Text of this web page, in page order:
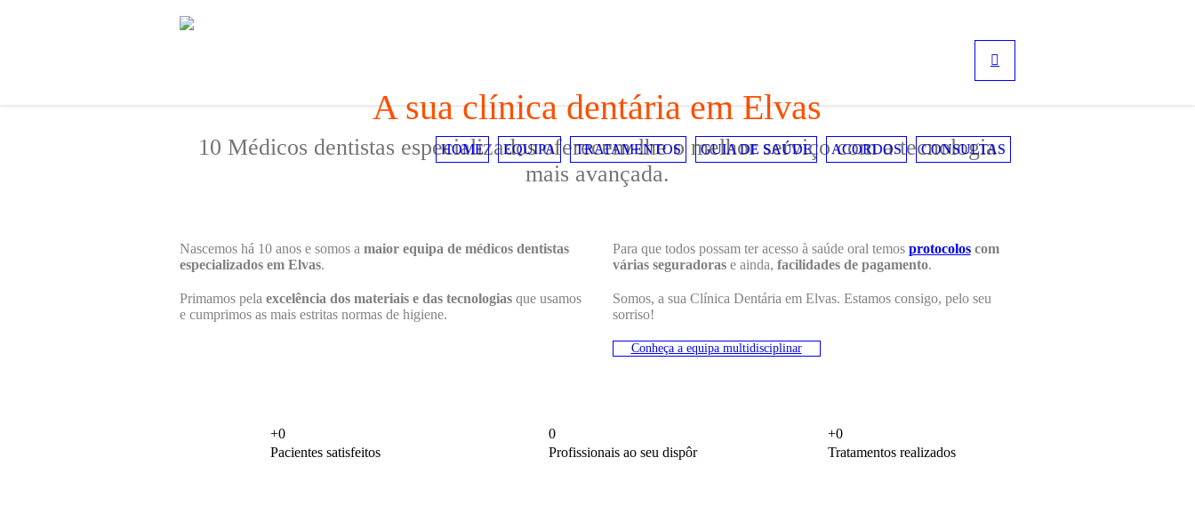
HOME EQUIPA TRATAMENTOS GUIA DE SAÚDE ACORDOS CONSULTAS
A sua clínica dentária em Elvas
10 Médicos dentistas especializados oferecem-lhe o melhor serviço com a tecnologia
mais avançada.
Nascemos há 10 anos e somos a maior equipa de médicos dentistas
especializados em Elvas.
Primamos pela excelência dos materiais e das tecnologiasque usamos
e cumprimos as mais estritas normas de higiene.
Para que todos possam ter acesso à saúde oral temos protocoloscom
várias seguradorase ainda, facilidades de pagamento.
Somos, a sua Clínica Dentária em Elvas. Estamos consigo, pelo seu
sorriso!
Conheça a equipa multidisciplinar
+0
Pacientes satisfeitos
0
Profissionais ao seu dispôr
+0
Tratamentos realizados